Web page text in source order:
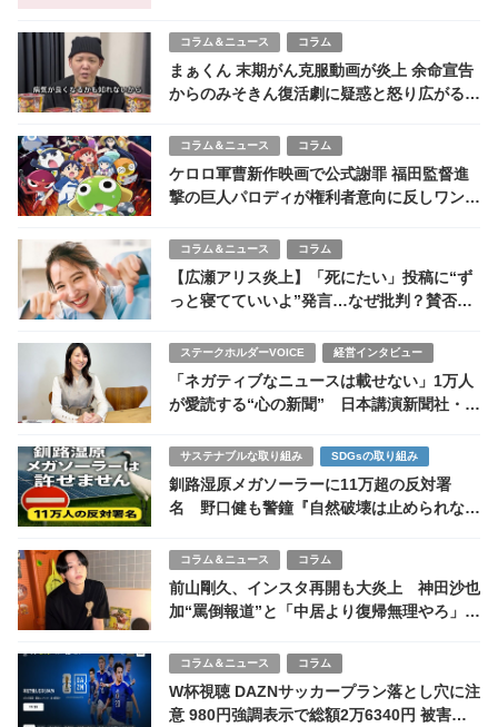
コラム＆ニュース コラム
まぁくん 末期がん克服動画が炎上 余命宣告
からのみそきん復活劇に疑惑と怒り広がる
コラム＆ニュース コラム
ケロロ軍曹新作映画で公式謝罪 福田監督進
撃の巨人パロディが権利者意向に反しワンパ
コラム＆ニュース コラム
【広瀬アリス炎上】「死にたい」投稿に“ず
っと寝てていいよ”発言…なぜ批判？賛否が
ステークホルダーVOICE 経営インタビュー
「ネガティブなニュースは載せない」1万人
が愛読する“心の新聞” 日本講演新聞社・重
サステナブルな取り組み SDGsの取り組み
釧路湿原メガソーラーに11万超の反対署
名 野口健も警鐘『自然破壊は止められない
コラム＆ニュース コラム
前山剛久、インスタ再開も大炎上 神田沙也
加“罵倒報道”と「中居より復帰無理やろ」の
コラム＆ニュース コラム
W杯視聴 DAZNサッカープラン落とし穴に注
意 980円強調表示で総額2万6340円 被害報